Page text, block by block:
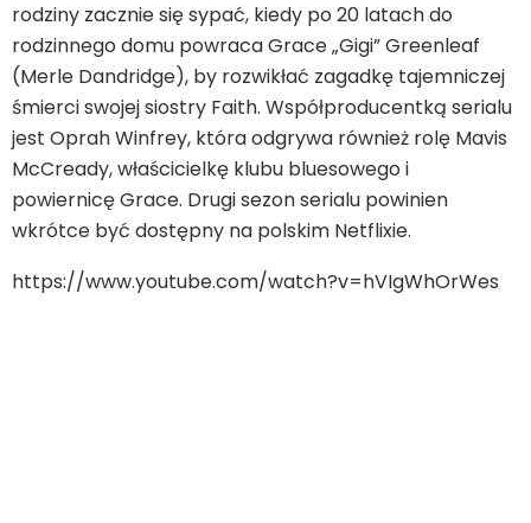
rodziny zacznie się sypać, kiedy po 20 latach do
rodzinnego domu powraca Grace „Gigi” Greenleaf
(Merle Dandridge), by rozwikłać zagadkę tajemniczej
śmierci swojej siostry Faith. Współproducentką serialu
jest Oprah Winfrey, która odgrywa również rolę Mavis
McCready, właścicielkę klubu bluesowego i
powiernicę Grace. Drugi sezon serialu powinien
wkrótce być dostępny na polskim Netflixie.
https://www.youtube.com/watch?v=hVIgWhOrWes